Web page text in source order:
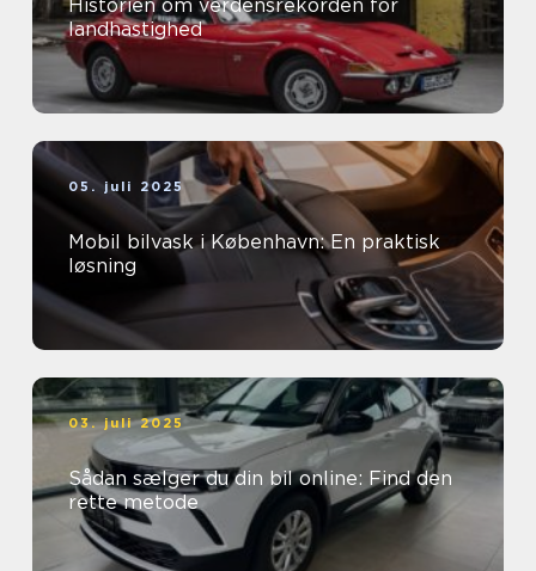
Historien om verdensrekorden for
landhastighed
05. juli 2025
Mobil bilvask i København: En praktisk
løsning
03. juli 2025
Sådan sælger du din bil online: Find den
rette metode